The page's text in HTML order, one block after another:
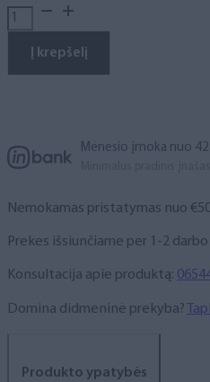
produkto
kiekis:
Nova
surinkimo
į
stalą)
Į krepšelį
Mėnesio įmoka nuo
Nemokamas pristatymas nuo
Prekes išsiunčiame per 1-2
Konsultacija apie produktą:
Domina didmeninė prekyba?
Produkto ypatybės